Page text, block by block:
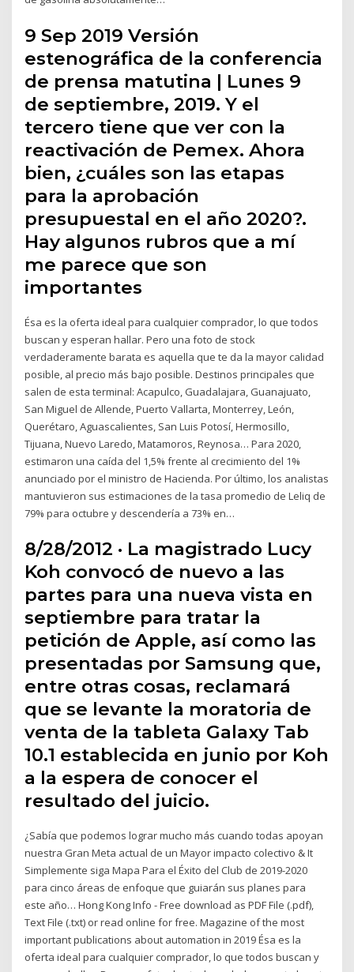
9 Sep 2019 Versión
estenográfica de la conferencia
de prensa matutina | Lunes 9
de septiembre, 2019. Y el
tercero tiene que ver con la
reactivación de Pemex. Ahora
bien, ¿cuáles son las etapas
para la aprobación
presupuestal en el año 2020?.
Hay algunos rubros que a mí
me parece que son
importantes
Ésa es la oferta ideal para cualquier comprador, lo que todos
buscan y esperan hallar. Pero una foto de stock
verdaderamente barata es aquella que te da la mayor calidad
posible, al precio más bajo posible. Destinos principales que
salen de esta terminal: Acapulco, Guadalajara, Guanajuato,
San Miguel de Allende, Puerto Vallarta, Monterrey, León,
Querétaro, Aguascalientes, San Luis Potosí, Hermosillo,
Tijuana, Nuevo Laredo, Matamoros, Reynosa… Para 2020,
estimaron una caída del 1,5% frente al crecimiento del 1%
anunciado por el ministro de Hacienda. Por último, los analistas
mantuvieron sus estimaciones de la tasa promedio de Leliq de
79% para octubre y descendería a 73% en…
8/28/2012 · La magistrado Lucy
Koh convocó de nuevo a las
partes para una nueva vista en
septiembre para tratar la
petición de Apple, así como las
presentadas por Samsung que,
entre otras cosas, reclamará
que se levante la moratoria de
venta de la tableta Galaxy Tab
10.1 establecida en junio por Koh
a la espera de conocer el
resultado del juicio.
¿Sabía que podemos lograr mucho más cuando todas apoyan
nuestra Gran Meta actual de un Mayor impacto colectivo & It
Simplemente siga Mapa Para el Éxito del Club de 2019-2020
para cinco áreas de enfoque que guiarán sus planes para
este año… Hong Kong Info - Free download as PDF File (.pdf),
Text File (.txt) or read online for free. Magazine of the most
important publications about automation in 2019 Ésa es la
oferta ideal para cualquier comprador, lo que todos buscan y